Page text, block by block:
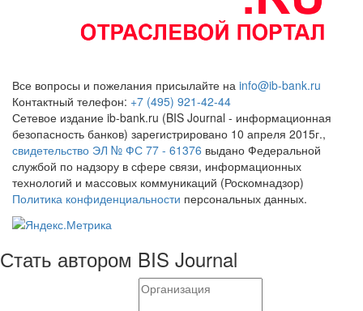
Все вопросы и пожелания присылайте на info@ib-bank.ru
Контактный телефон: +7 (495) 921-42-44
Сетевое издание ib-bank.ru (BIS Journal - информационная
безопасность банков) зарегистрировано 10 апреля 2015г.,
свидетельство ЭЛ № ФС 77 - 61376 выдано Федеральной
службой по надзору в сфере связи, информационных
технологий и массовых коммуникаций (Роскомнадзор)
Политика конфиденциальности персональных данных.
Стать автором BIS Journal